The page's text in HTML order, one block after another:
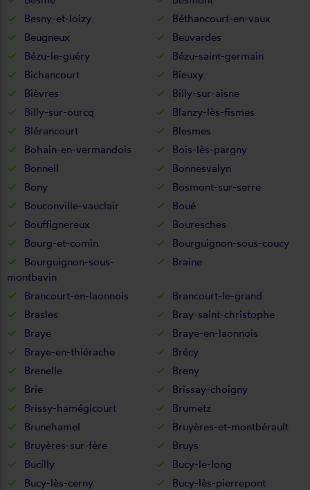
Besny-et-loizy
Béthancourt-en-vaux
Beugneux
Beuvardes
Bézu-le-guéry
Bézu-saint-germain
Bichancourt
Bieuxy
Bièvres
Billy-sur-aisne
Billy-sur-ourcq
Blanzy-lès-fismes
Blérancourt
Blesmes
Bohain-en-vermandois
Bois-lès-pargny
Bonneil
Bonnesvalyn
Bony
Bosmont-sur-serre
Bouconville-vauclair
Boué
Bouffignereux
Bouresches
Bourg-et-comin
Bourguignon-sous-coucy
Bourguignon-sous-
montbavin
Braine
Brancourt-en-laonnois
Brancourt-le-grand
Brasles
Bray-saint-christophe
Braye
Braye-en-laonnois
Braye-en-thiérache
Brécy
Brenelle
Breny
Brie
Brissay-choigny
Brissy-hamégicourt
Brumetz
Brunehamel
Bruyères-et-montbérault
Bruyères-sur-fère
Bruys
Bucilly
Bucy-le-long
Bucy-lès-cerny
Bucy-lès-pierrepont